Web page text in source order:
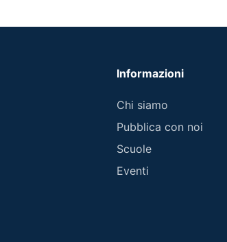
Informazioni
Chi siamo
Pubblica con noi
Scuole
Eventi